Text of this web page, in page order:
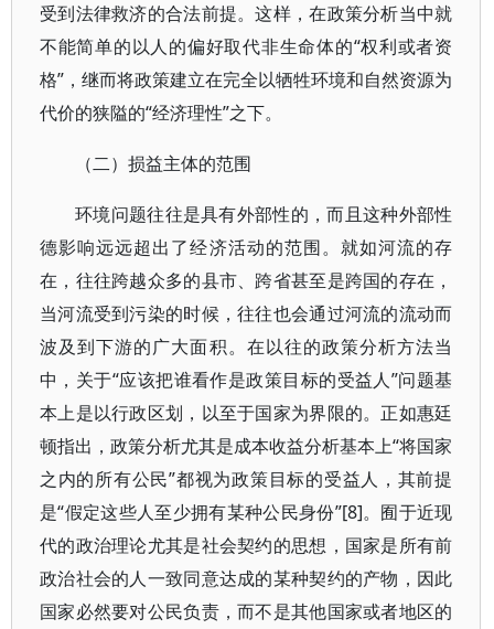
受到法律救济的合法前提。这样，在政策分析当中就
不能简单的以人的偏好取代非生命体的“权利或者资
格”，继而将政策建立在完全以牺牲环境和自然资源为
代价的狭隘的“经济理性”之下。
（二）损益主体的范围
环境问题往往是具有外部性的，而且这种外部性
德影响远远超出了经济活动的范围。就如河流的存
在，往往跨越众多的县市、跨省甚至是跨国的存在，
当河流受到污染的时候，往往也会通过河流的流动而
波及到下游的广大面积。在以往的政策分析方法当
中，关于“应该把谁看作是政策目标的受益人”问题基
本上是以行政区划，以至于国家为界限的。正如惠廷
顿指出，政策分析尤其是成本收益分析基本上“将国家
之内的所有公民”都视为政策目标的受益人，其前提
是“假定这些人至少拥有某种公民身份”[8]。囿于近现
代的政治理论尤其是社会契约的思想，国家是所有前
政治社会的人一致同意达成的某种契约的产物，因此
国家必然要对公民负责，而不是其他国家或者地区的